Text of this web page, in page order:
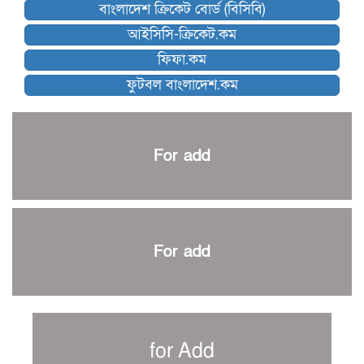
কিউট-ডিআরইউ দাবায় মোরসালিন চ্যাম্পিয়ন
ব্রাদার্সকে হারিয়ে ফাইনালে মোহামেডান
নেইমারকে নিয়েই বিশ্বকাপে ব্রাজিলের প্রাথমিক স্কোয়াড
আর্জেন্টিনার ৫৫ সদস্যের প্রাথমিক দল ঘোষণা
পাকিস্তানের বিপক্ষে ঐতিহাসিক জয়ে ক্রীড়া প্রতিমন্ত্রীর অভিনন্দন
শান্ত-মুমিনুলদের ব্যাটে প্রথম দিন বাংলাদেশের
প্রচার বিমুখ এক ক্রীড়া অন্তপ্রাণ সংগঠক
সাফের হ্যাটট্রিক মিশনে থাইল্যান্ডের পথে আফঈদারা
বাংলাদেশ ক্রিকেট বোর্ড (বিসিবি)
আইসিসি-ক্রিকেট.কম
ফিফা.কম
ফুটবল বাংলাদেশ.কম
For add
For add
for Add